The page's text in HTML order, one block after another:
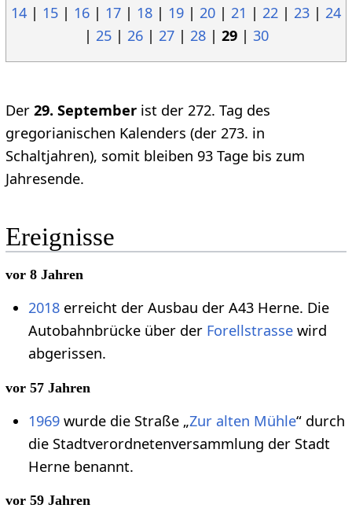
14 | 15 | 16 | 17 | 18 | 19 | 20 | 21 | 22 | 23 | 24
| 25| 26| 27| 28| 29| 30
Der 29. Septemberist der 272. Tag des
gregorianischen Kalenders (der 273. in
Schaltjahren), somit bleiben 93 Tage bis zum
Jahresende.
Ereignisse
vor 8 Jahren
2018 erreicht der Ausbau der A43 Herne. Die
Autobahnbrücke über der Forellstrasse wird
abgerissen.
vor 57 Jahren
1969 wurde die Straße „Zur alten Mühle“ durch
die Stadtverordnetenversammlung der Stadt
Herne benannt.
vor 59 Jahren